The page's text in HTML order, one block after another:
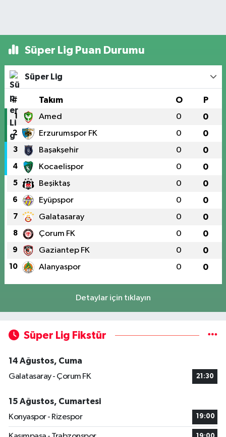
Süper Lig Puan Durumu
Süper Lig
# Takım O P
1 Amed 0 0
2 Erzurumspor FK 0 0
3 Başakşehir 0 0
4 Kocaelispor 0 0
5 Beşiktaş 0 0
6 Eyüpspor 0 0
7 Galatasaray 0 0
8 Çorum FK 0 0
9 Gaziantep FK 0 0
10 Alanyaspor 0 0
Detaylar için tıklayın
Süper Lig Fikstür
14 Ağustos, Cuma
Galatasaray - Çorum FK
21:30
15 Ağustos, Cumartesi
Konyaspor - Rizespor
19:00